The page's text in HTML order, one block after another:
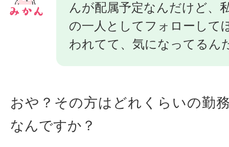
んが配属予定なんだけど、
の一人としてフォローして
われてて、気になってるん
おや？その方はどれくらいの勤
なんですか？